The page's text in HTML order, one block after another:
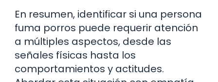
En resumen, identificar si una persona
fuma porros puede requerir atención
a múltiples aspectos, desde las
señales físicas hasta los
comportamientos y actitudes.